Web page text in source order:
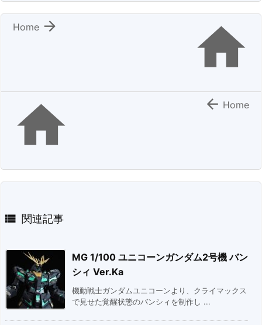


Home
  Home
 関連記事
MG 1/100 ユニコーンガンダム2号機 バン
シィ Ver.Ka
機動戦士ガンダムユニコーンより、クライマックス
で見せた覚醒状態のバンシィを制作し ...